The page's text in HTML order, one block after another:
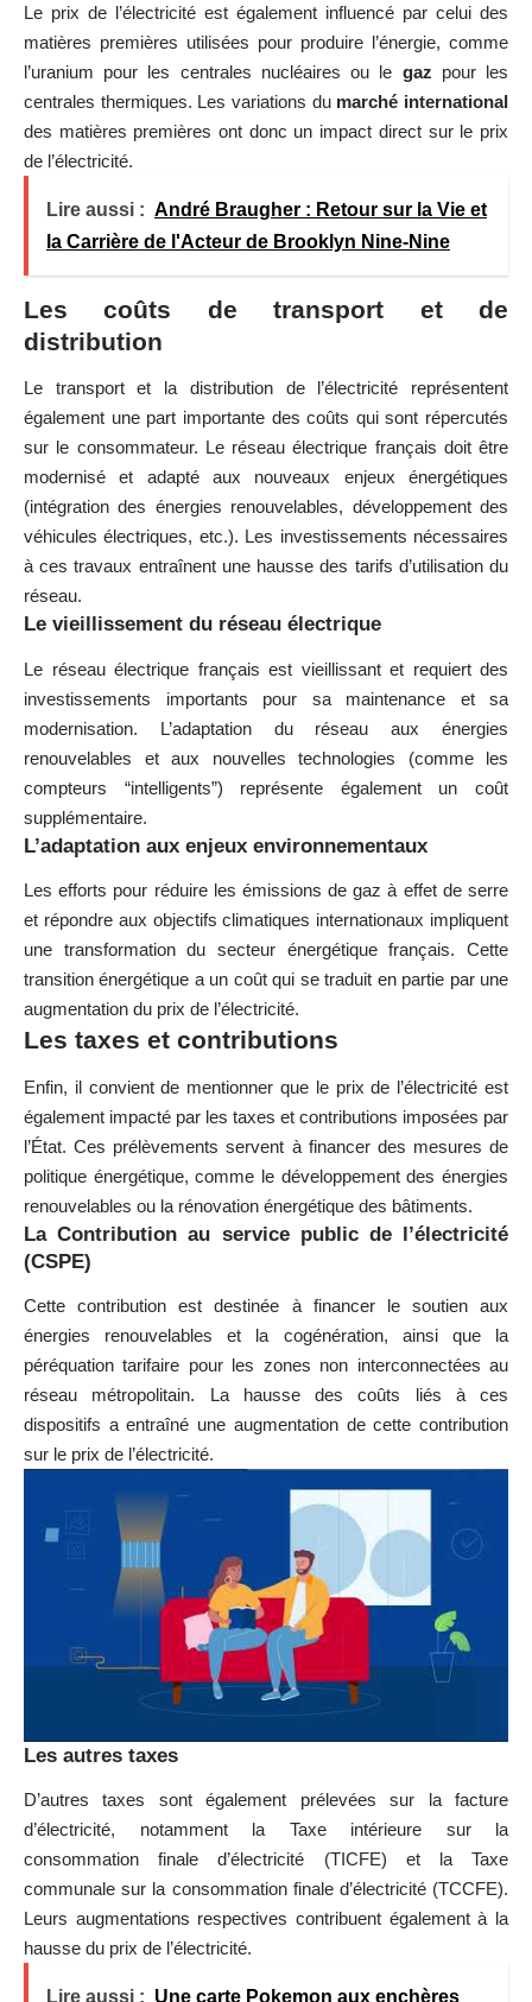
Le prix de l’électricité est également influencé par celui des
matières premières utilisées pour produire l’énergie, comme
l’uranium pour les centrales nucléaires ou le gaz pour les
centrales thermiques. Les variations du marché international
des matières premières ont donc un impact direct sur le prix
de l’électricité.
Lire aussi : André Braugher : Retour sur la Vie et
la Carrière de l'Acteur de Brooklyn Nine-Nine
Les coûts de transport et de
distribution
Le transport et la distribution de l’électricité représentent
également une part importante des coûts qui sont répercutés
sur le consommateur. Le réseau électrique français doit être
modernisé et adapté aux nouveaux enjeux énergétiques
(intégration des énergies renouvelables, développement des
véhicules électriques, etc.). Les investissements nécessaires
à ces travaux entraînent une hausse des tarifs d’utilisation du
réseau.
Le vieillissement du réseau électrique
Le réseau électrique français est vieillissant et requiert des
investissements importants pour sa maintenance et sa
modernisation. L’adaptation du réseau aux énergies
renouvelables et aux nouvelles technologies (comme les
compteurs “intelligents”) représente également un coût
supplémentaire.
L’adaptation aux enjeux environnementaux
Les efforts pour réduire les émissions de gaz à effet de serre
et répondre aux objectifs climatiques internationaux impliquent
une transformation du secteur énergétique français. Cette
transition énergétique a un coût qui se traduit en partie par une
augmentation du prix de l’électricité.
Les taxes et contributions
Enfin, il convient de mentionner que le prix de l’électricité est
également impacté par les taxes et contributions imposées par
l’État. Ces prélèvements servent à financer des mesures de
politique énergétique, comme le développement des énergies
renouvelables ou la rénovation énergétique des bâtiments.
La Contribution au service public de l’électricité
(CSPE)
Cette contribution est destinée à financer le soutien aux
énergies renouvelables et la cogénération, ainsi que la
péréquation tarifaire pour les zones non interconnectées au
réseau métropolitain. La hausse des coûts liés à ces
dispositifs a entraîné une augmentation de cette contribution
sur le prix de l’électricité.
Les autres taxes
D’autres taxes sont également prélevées sur la facture
d’électricité, notamment la Taxe intérieure sur la
consommation finale d’électricité (TICFE) et la Taxe
communale sur la consommation finale d’électricité (TCCFE).
Leurs augmentations respectives contribuent également à la
hausse du prix de l’électricité.
Lire aussi : Une carte Pokemon aux enchères